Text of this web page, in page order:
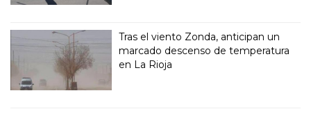
Tras el viento Zonda, anticipan un
marcado descenso de temperatura
en La Rioja